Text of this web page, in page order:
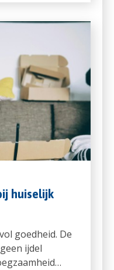
huiselijk
goedheid. De
ijdel